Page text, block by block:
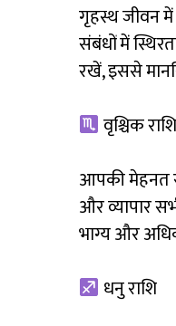
गृहस्थ जीवन में
संबंधों में
रखें, इससे
वृश्चिक राशि
आपकी मेहनत
और व्यापार
भाग्य और
धनु राशि